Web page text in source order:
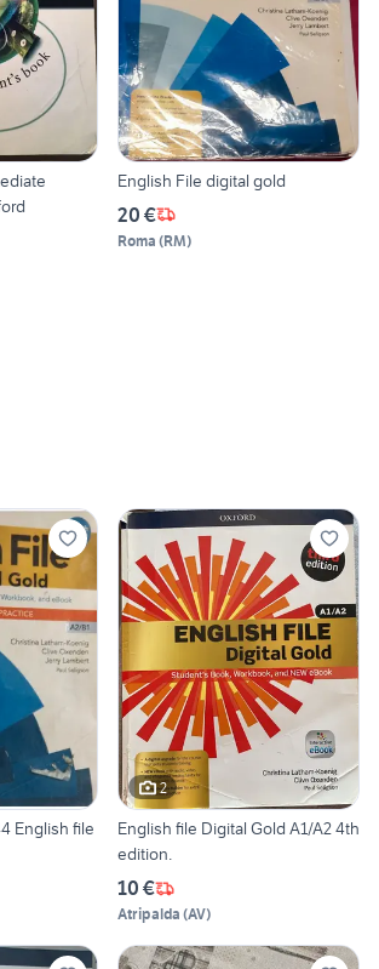
English File digital gold
20 €
Roma (RM)
2
English file Digital Gold A1/A2 4th
edition.
10 €
Atripalda (AV)